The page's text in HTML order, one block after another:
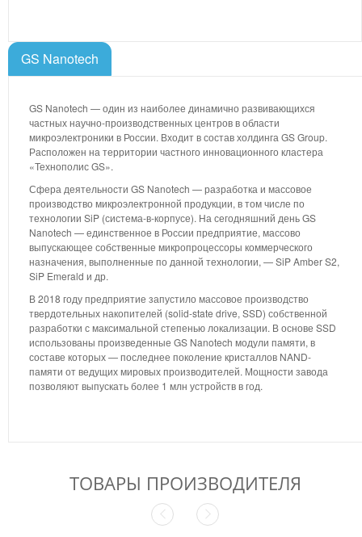
GS Nanotech
GS Nanotech — один из наиболее динамично развивающихся
частных научно-производственных центров в области
микроэлектроники в России. Входит в состав холдинга GS Group.
Расположен на территории частного инновационного кластера
«Технополис GS».
Сфера деятельности GS Nanotech — разработка и массовое
производство микроэлектронной продукции, в том числе по
технологии SiP (система-в-корпусе). На сегодняшний день GS
Nanotech — единственное в России предприятие, массово
выпускающее собственные микропроцессоры коммерческого
назначения, выполненные по данной технологии, — SiP Amber S2,
SiP Emerald и др.
В 2018 году предприятие запустило массовое производство
твердотельных накопителей (solid-state drive, SSD) собственной
разработки с максимальной степенью локализации. В основе SSD
использованы произведенные GS Nanotech модули памяти, в
составе которых — последнее поколение кристаллов NAND-
памяти от ведущих мировых производителей. Мощности завода
позволяют выпускать более 1 млн устройств в год.
ТОВАРЫ ПРОИЗВОДИТЕЛЯ